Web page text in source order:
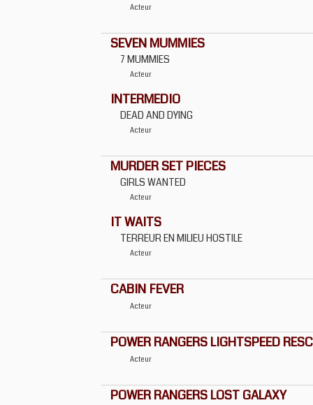
Acteur
SEVEN MUMMIES
7 MUMMIES
Acteur
INTERMEDIO
DEAD AND DYING
Acteur
MURDER SET PIECES
GIRLS WANTED
Acteur
IT WAITS
TERREUR EN MILIEU HOSTILE
Acteur
CABIN FEVER
Acteur
POWER RANGERS LIGHTSPEED
Acteur
POWER RANGERS LOST GALAXY